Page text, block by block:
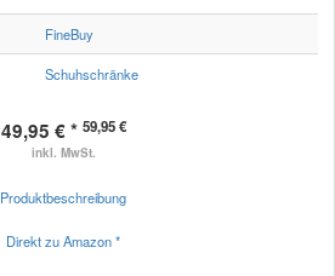
FineBuy
Schuhschränke
49,95 € * 59,95 €
inkl. MwSt.
Produktbeschreibung
Direkt zu Amazon *